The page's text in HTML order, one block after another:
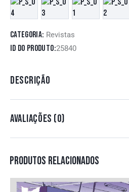
Categoria: Revistas
ID do produto:25840
DESCRIÇÃO
AVALIAÇÕES (0)
PRODUTOS RELACIONADOS